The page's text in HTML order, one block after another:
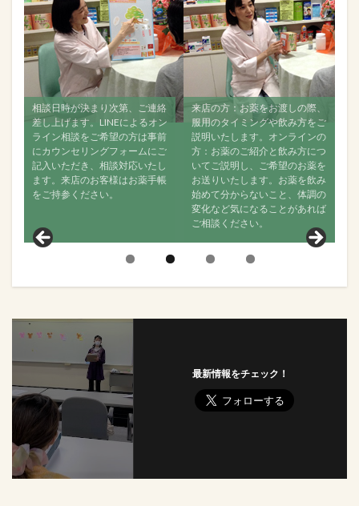
来店の方：お薬をお渡しの際、
服用のタイミングや飲み方をご
説明いたします。オンラインの
方：お薬のご紹介と飲み方につ
いてご説明し、ご希望のお薬を
お送りいたします。お薬を飲み
始めて分からないこと、体調の
すべて飲み終えましたら、再度
ご相談ください。ご来店でもオ
ンラインでも構いませんので、
なるべく経過をご連絡くださ
い。お薬が効いているか、飲ん
で何か変化がなかったかどう
か、舌の状態はどうか？などお
聞きし、その後の状態について
見ていきます。
最新情報をチェック！